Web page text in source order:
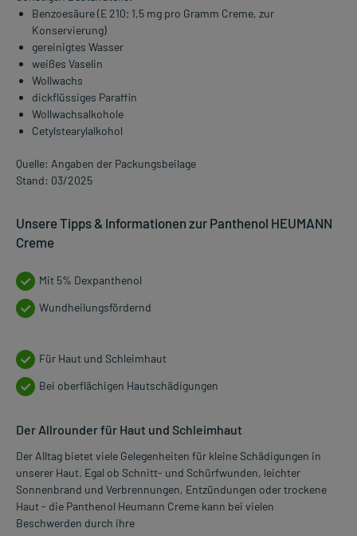
Benzoesäure (E 210; 1,5 mg pro Gramm Creme, zur
Konservierung)
gereinigtes Wasser
weißes Vaselin
Wollwachs
dickflüssiges Paraffin
Wollwachsalkohole
Cetylstearylalkohol
Quelle: Angaben der Packungsbeilage
Stand: 03/2025
Unsere Tipps & Informationen zur Panthenol HEUMANN
Creme
Mit 5% Dexpanthenol
Wundheilungsfördernd
Für Haut und Schleimhaut
Bei oberflächigen Hautschädigungen
Der Allrounder für Haut und Schleimhaut
Der Alltag bietet viele Gelegenheiten für kleine Schädigungen in
unserer Haut. Egal ob Schnitt- und Schürfwunden, leichter
Sonnenbrand und Verbrennungen, Entzündungen oder trockene
Haut - die Panthenol Heumann Creme kann bei vielen
Beschwerden durch ihre